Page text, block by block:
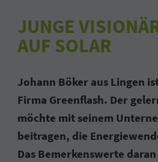
JUNGE
AUF SOLAR
Johann Böker aus Lingen
Firma Greenflash. Der
möchte mit seinem
beitragen, die
Das Bemerkenswerte